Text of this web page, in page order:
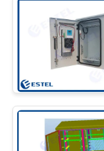
উদ্ধৃতির
সাইট